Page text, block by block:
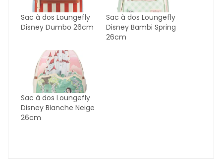
Sac à dos Loungefly
Disney Dumbo 26cm
Sac à dos Loungefly
Disney Bambi Spring
26cm
Sac à dos Loungefly
Disney Blanche Neige
26cm